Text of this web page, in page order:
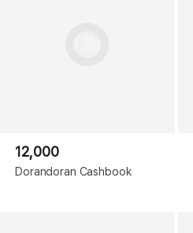
12,000
Dorandoran Cashbook